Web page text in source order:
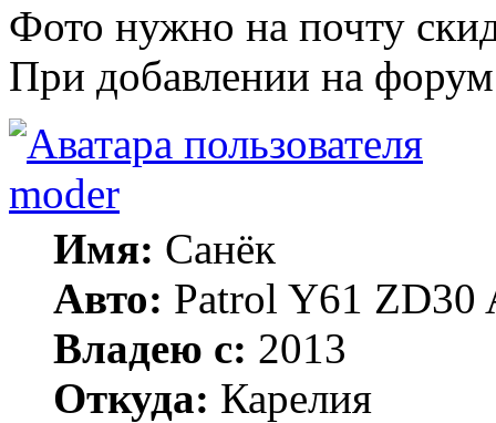
Фото нужно на почту
При добавлении на
moder
Имя: Санёк
Авто: Patrol Y61 ZD30
Владею с: 2013
Откуда: Карелия